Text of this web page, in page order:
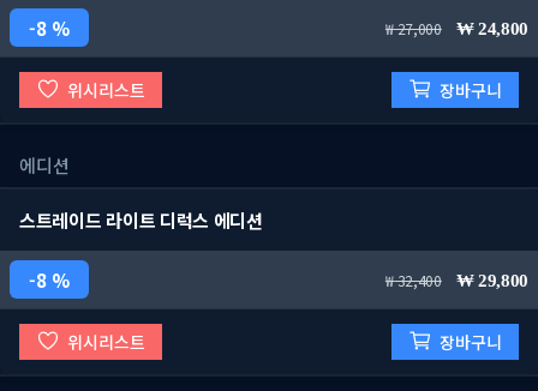
8 % 27,000 24,800
위시리스트 장바구니
에디션
스트레이드 라이트 디럭스 에디션
8 % 32,400 29,800
위시리스트 장바구니